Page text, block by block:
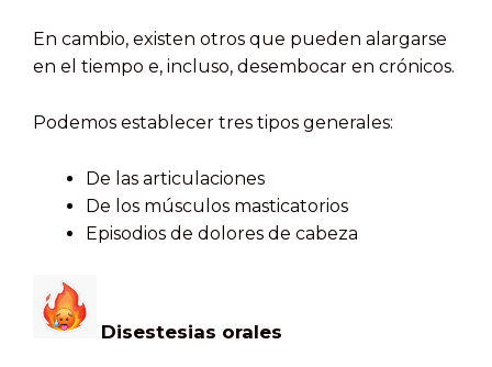
En cambio, existen otros que pueden alargarse
en el tiempo e, incluso, desembocar en crónicos.
Podemos establecer tres tipos generales:
De las articulaciones
De los músculos masticatorios
Episodios de dolores de cabeza
Disestesias orales